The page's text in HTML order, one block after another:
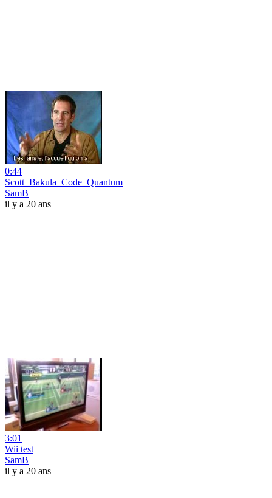
0:44
Scott_Bakula_Code_Quantum
SamB
il y a 20 ans
3:01
Wii test
SamB
il y a 20 ans